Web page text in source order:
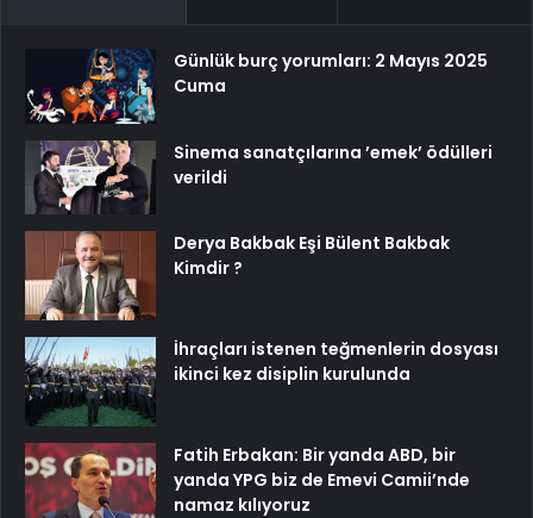
Günlük burç yorumları: 2 Mayıs 2025
Cuma
Sinema sanatçılarına ’emek’ ödülleri
verildi
Derya Bakbak Eşi Bülent Bakbak
Kimdir ?
İhraçları istenen teğmenlerin dosyası
ikinci kez disiplin kurulunda
Fatih Erbakan: Bir yanda ABD, bir
yanda YPG biz de Emevi Camii’nde
namaz kılıyoruz